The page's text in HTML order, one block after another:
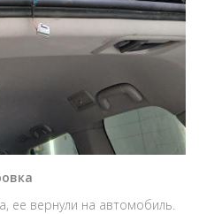
ее вернули на автомобиль.